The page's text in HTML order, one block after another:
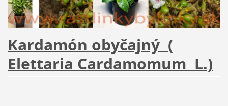
Kardamón obyčajný (
Elettaria Cardamomum L.)